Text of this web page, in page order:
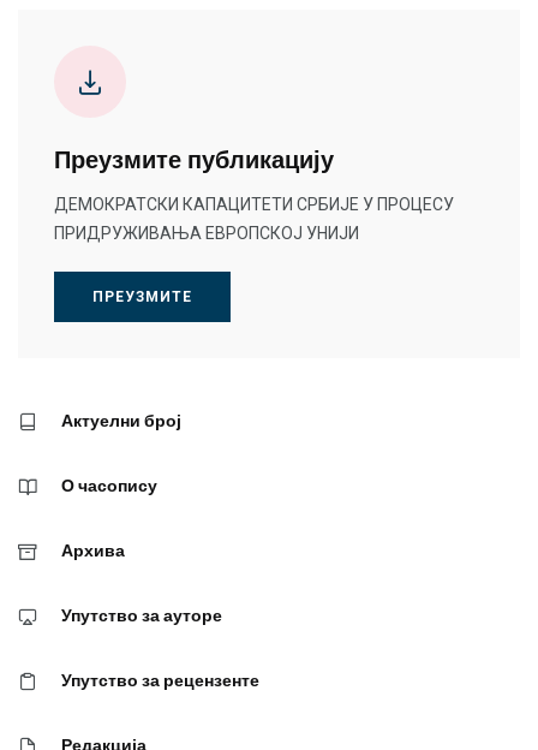
Преузмите публикацију
ДЕМОКРАТСКИ КАПАЦИТЕТИ СРБИЈЕ У ПРОЦЕСУ
ПРИДРУЖИВАЊА ЕВРОПСКОЈ УНИЈИ
ПРЕУЗМИТЕ
Актуелни број
О часопису
Архива
Упутство за ауторе
Упутство за рецензенте
Редакција